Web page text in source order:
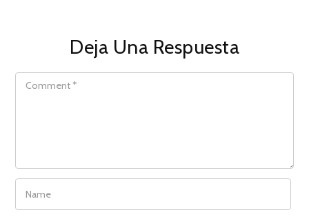
Deja Una Respuesta
COMMENT
NAME